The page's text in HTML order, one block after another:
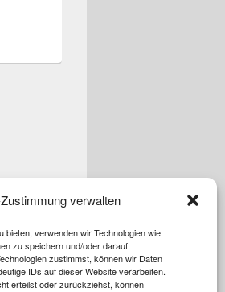
verwalten
bieten, verwenden wir Technologien wie
zu speichern und/oder darauf
zustimmst, können wir Daten
IDs auf dieser Website verarbeiten.
erteilst oder zurückziehst, können